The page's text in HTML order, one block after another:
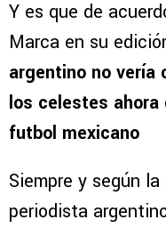
Y es que de
Marca en su
argentino no vería
los celestes ahora
futbol mexicano
Siempre y según
periodista